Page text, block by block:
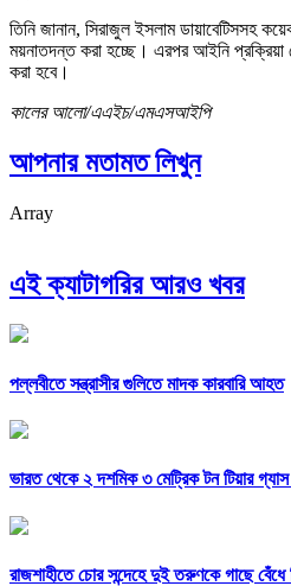
তিনি জানান, সিরাজুল ইসলাম ডায়াবেটিসসহ
ময়নাতদন্ত করা হচ্ছে। এরপর আইনি প্রক্রিয়া
করা হবে।
কালের আলো/এএইচ/এমএসআইপি
আপনার মতামত লিখুন
Array
এই ক্যাটাগরির আরও খবর
পল্লবীতে সন্ত্রাসীর গুলিতে মাদক কারবারি আহত
ভারত থেকে ২ দশমিক ৩ মেট্রিক টন টিয়ার
রাজশাহীতে চোর সন্দেহে দুই তরুণকে গাছে বেঁধে